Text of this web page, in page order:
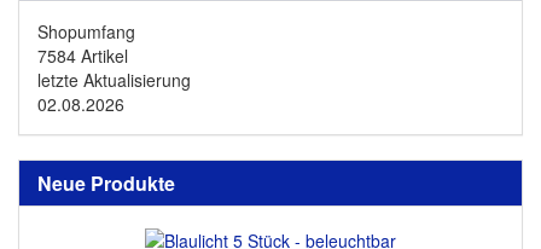
Shopumfang
7584 Artikel
letzte Aktualisierung
02.08.2026
Neue Produkte